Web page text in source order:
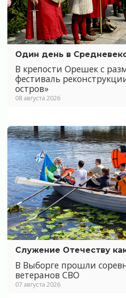
Один день в
В крепости Орешек с
фестиваль
остров»
08 августа 2026
Служение Отечеству
В Выборге прошли
ветеранов СВО
07 августа 2026